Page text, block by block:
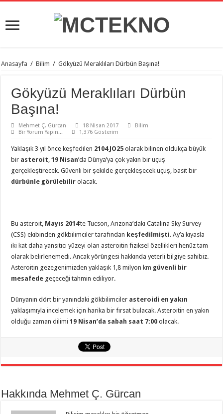
Anasayfa / Bilim / Gökyüzü Meraklıları Dürbün Başına!
Gökyüzü Meraklıları Dürbün
Başına!
Mehmet Ç. Gürcan 18 Nisan 2017
Bilim
Bir Yorum Yapın...
1,376 Gösterim
Yaklaşık 3 yıl önce keşfedilen 2104 JO25 olarak bilinen oldukça büyük
bir asteroit,19 Nisan’da Dünya’ya çok yakın bir uçuş
gerçekleştirecek. Güvenli bir şekilde gerçekleşecek uçuş, basit bir
dürbünle görülebilir olacak.
Bu asteroit, Mayıs 2014‘te Tucson, Arizona’daki Catalina Sky Survey
(CSS) ekibinden gökbilimciler tarafından keşfedilmişti. Ay’a kıyasla
iki kat daha yansıtıcı yüzeyi olan asteroitin fiziksel özellikleri henüz tam
olarak belirlenemedi. Ancak yörüngesi hakkında yeterli bilgiye sahibiz.
Asteroitin gezegenimizden yaklaşık 1,8 milyon km güvenli bir
mesafede geçeceği tahmin ediliyor.
Dünyanın dört bir yanındaki gökbilimciler asteroidi en yakın
yaklaşımıyla incelemek için harika bir fırsat bulacak. Asteroitin en yakın
olduğu zaman dilimi19 Nisan’da sabah saat 7:00 olacak.
Hakkında Mehmet Ç. Gürcan